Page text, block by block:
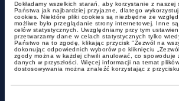
Dokładamy wszelkich starań, aby korzystanie z naszej
Państwa jak najbardziej przyjazne, dlatego
cookies. Niektóre pliki cookies są niezbędne ze
możliwe było przeglądanie strony internetowej. Inne
celów statystycznych. Uwzględniamy przy tym
przetwarzamy dane w celach statystycznych tylko
Państwo na to zgodę, klikając przycisk "Zezwól na
dokonując odpowiednich wyborów po kliknięciu
zgody można w każdej chwili anulować, co spowoduje
danych w przyszłości. Więcej informacji na temat
dostosowywania można znaleźć korzystając z
New regulations on
of remuneration in the
recruitment process